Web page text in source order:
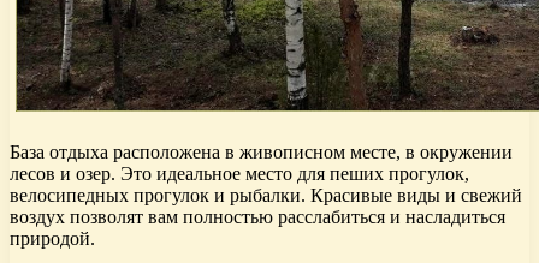
База отдыха расположена в живописном месте, в окружении
лесов и озер. Это идеальное место для пеших прогулок,
велосипедных прогулок и рыбалки. Красивые виды и свежий
воздух позволят вам полностью расслабиться и насладиться
природой.